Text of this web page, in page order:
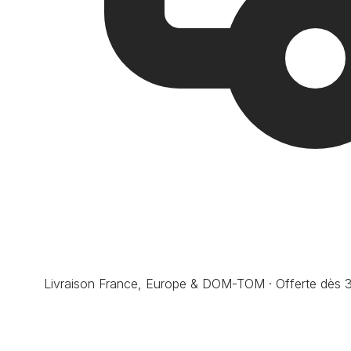
Livraison France, Europe & DOM-TOM · Offerte dès